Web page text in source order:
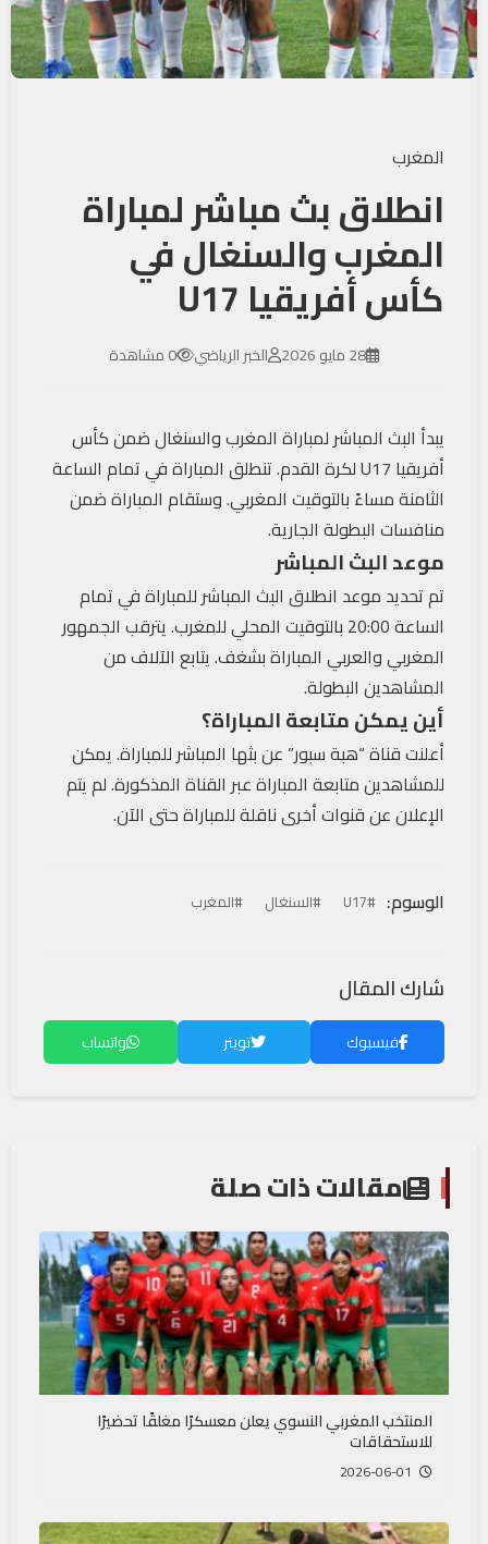
المغرب
انطلاق بث مباشر لمباراة
المغرب والسنغال في
كأس أفريقيا U17
28 مايو 2026 الخبر الرياضي 0 مشاهدة
يبدأ البث المباشر لمباراة المغرب والسنغال ضمن كأس
أفريقيا U17 لكرة القدم. تنطلق المباراة في تمام الساعة
الثامنة مساءً بالتوقيت المغربي. وستقام المباراة ضمن
منافسات البطولة الجارية.
موعد البث المباشر
تم تحديد موعد انطلاق البث المباشر للمباراة في تمام
الساعة 20:00 بالتوقيت المحلي للمغرب. يترقب الجمهور
المغربي والعربي المباراة بشغف. يتابع الآلاف من
المشاهدين البطولة.
أين يمكن متابعة المباراة؟
أعلنت قناة “هبة سبور” عن بثها المباشر للمباراة. يمكن
للمشاهدين متابعة المباراة عبر القناة المذكورة. لم يتم
الإعلان عن قنوات أخرى ناقلة للمباراة حتى الآن.
الوسوم: #U17 #السنغال #المغرب
شارك المقال
فيسبوك تويتر واتساب
مقالات ذات صلة
المنتخب المغربي النسوي يعلن معسكرًا مغلقًا تحضيرًا
للاستحقاقات